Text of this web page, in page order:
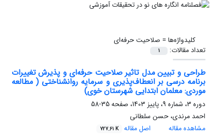
کلیدواژه‌ها = صلاحیت حرفه‌ای
تعداد مقالات:
1
طراحی و تبیین مدل تاثیر صلاحیت حرفه‌ای و پذیرش تغییرات
برنامه درسی بر انعطاف‌پذیری و سرمایه روانشناختی ( مطالعه
موردی: معلمان ابتدایی شهرستان خوی)
دوره 3، شماره 9، پاییز 1403، صفحه
35-58
احمد مرندی، حسن سلطانی
مشاهده مقاله
اصل مقاله 727.61 K